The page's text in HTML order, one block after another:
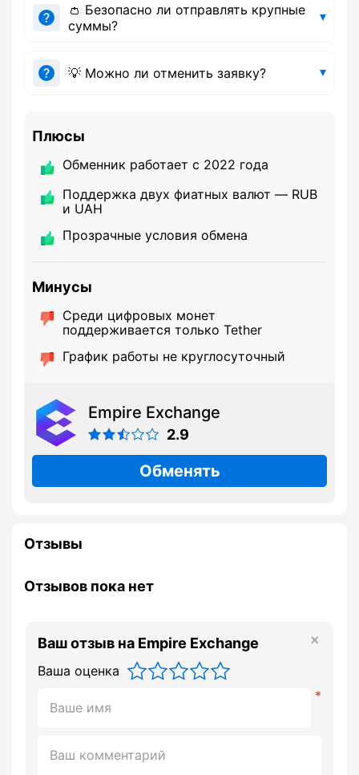
👛 Безопасно ли отправлять крупные
суммы?
💡 Можно ли отменить заявку?
Плюсы
Обменник работает с 2022 года
Поддержка двух фиатных валют — RUB
и UAH
Прозрачные условия обмена
Минусы
Среди цифровых монет
поддерживается только Tether
График работы не круглосуточный
Empire Exchange
2.9
Обменять
Отзывы
Отзывов пока нет
Ваш отзыв на Empire Exchange
Ваша оценка